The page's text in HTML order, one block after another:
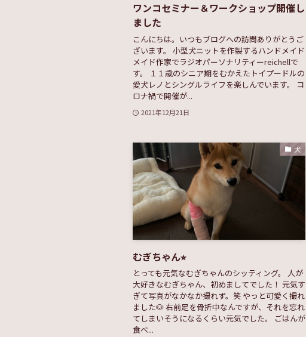
ワンコセミナー＆ワークショップ開催し
ました
こんにちは。いつもブログへの訪問ありがとうご
ざいます。 小型犬ニットを作製するハンドメイド
メイド作家でラジオパーソナリティーreichellで
す。 １１歳のシニア期をむかえたトイプードルの
愛犬レノとシングルライフを楽しんでいます。 コ
ロナ禍で開催が...
2021年12月21日
犬
むぎちゃん⭐︎
とっても元気なむぎちゃんのシッティング。 人が
大好きなむぎちゃん、初めましてでした！ 元気す
ぎて写真がなかなか撮れず。笑 やっと可愛く撮れ
ました🐶 右前足を骨折中なんですが、それを忘れ
てしまいそうになるくらい元気でした。 ごはんが
食べ...